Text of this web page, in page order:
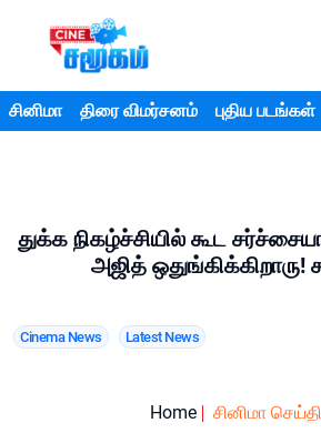
சினிமா திரை விமர்சனம் புதிய படங்கள்
துக்க நிகழ்ச்சியில் கூட
அஜித் ஒதுங்கிக்கிறாரு!
Cinema News Latest News
Home சினிமா